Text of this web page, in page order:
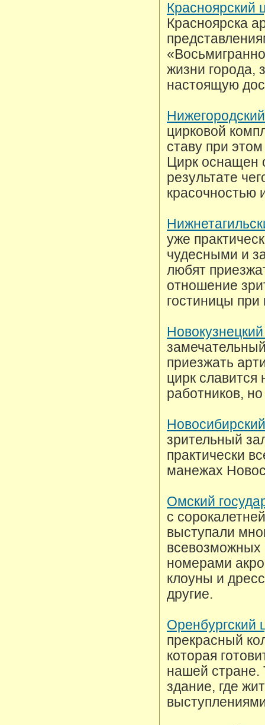
Красноярский
Красноярска
жизни города,
настоящую
цирковой
ставу при
Цирк оснащен
результате
красочностью
уже
чудесными и
любят
отношение
гостиницы при
приезжать
цирк
работников,
зрительный
практически
манежах
Омский
с
выступали
всевозможных
номерами
клоуны и
другие.
Оренбургский
прекрасный
которая
нашей стране.
здание, где